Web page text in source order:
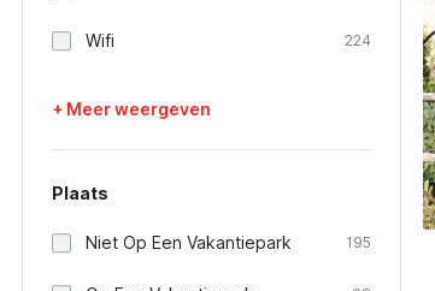
Wifi 224
+ Meer weergeven
Plaats
Niet Op Een Vakantiepark 195